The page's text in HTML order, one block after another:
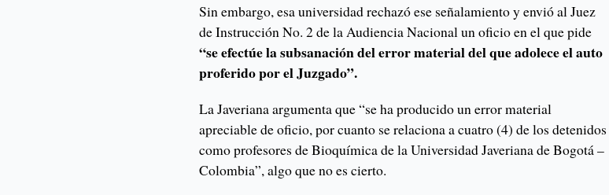
Sin embargo, esa universidad rechazó ese señalamiento y envió al Juez
de Instrucción No. 2 de la Audiencia Nacional un oficio en el que pide
“se efectúe la subsanación del error material del que adolece el auto
proferido por el Juzgado”.
La Javeriana argumenta que “se ha producido un error material
apreciable de oficio, por cuanto se relaciona a cuatro (4) de los detenidos
como profesores de Bioquímica de la Universidad Javeriana de Bogotá –
Colombia”, algo que no es cierto.